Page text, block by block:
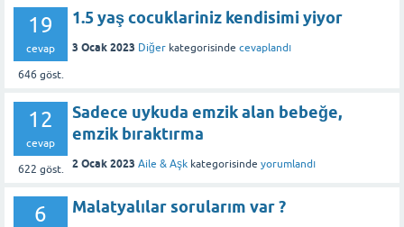
19
cevap
646 göst.
1.5 yaş cocuklariniz kendisimi yiyor
3 Ocak 2023 Diğer kategorisinde cevaplandı
12
cevap
622 göst.
Sadece uykuda emzik alan bebeğe,
emzik bıraktırma
2 Ocak 2023 Aile & Aşk kategorisinde yorumlandı
6 Malatyalılar sorularım var ?